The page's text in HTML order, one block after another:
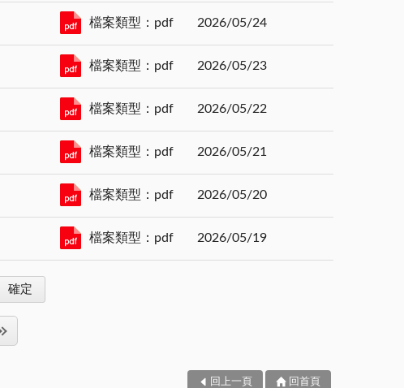
檔案類型：pdf 2026/05/24
檔案類型：pdf 2026/05/23
檔案類型：pdf 2026/05/22
檔案類型：pdf 2026/05/21
檔案類型：pdf 2026/05/20
檔案類型：pdf 2026/05/19
回上一頁 回首頁